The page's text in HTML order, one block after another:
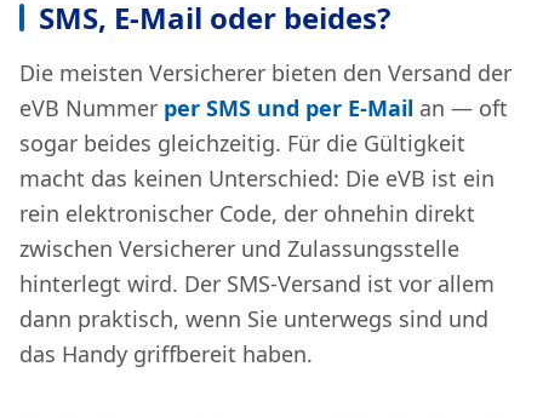
SMS, E-Mail oder beides?
Die meisten Versicherer bieten den Versand der
eVB Nummer per SMS und per E-Mail an — oft
sogar beides gleichzeitig. Für die Gültigkeit
macht das keinen Unterschied: Die eVB ist ein
rein elektronischer Code, der ohnehin direkt
zwischen Versicherer und Zulassungsstelle
hinterlegt wird. Der SMS-Versand ist vor allem
dann praktisch, wenn Sie unterwegs sind und
das Handy griffbereit haben.